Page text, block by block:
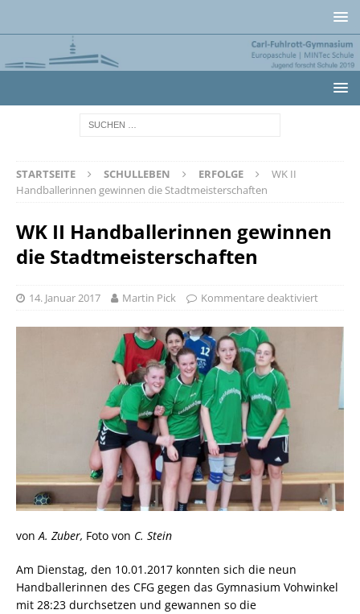
STARTSEITE SCHULLEBEN ERFOLGE
WK II
Handballerinnen gewinnen die Stadtmeisterschaften
WK II Handballerinnen gewinnen
die Stadtmeisterschaften
14. Januar 2017 Martin Pick Kommentare deaktiviert
vonA. Zuber, Foto von C. Stein
Am Dienstag, den 10.01.2017 konnten sich die neun
Handballerinnen des CFG gegen das Gymnasium Vohwinkel
mit 28:23 durchsetzen und gewannen so die